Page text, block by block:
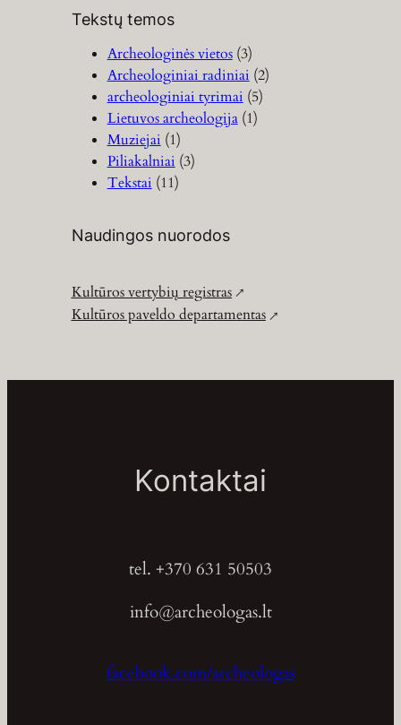
Tekstų temos
Archeologinės vietos(3)
Archeologiniai radiniai (2)
archeologiniai tyrimai (5)
Lietuvos archeologija(1)
Muziejai (1)
Piliakalniai (3)
Tekstai (11)
Naudingos nuorodos
Kultūros vertybių registras
Kultūros paveldo departamentas
Kontaktai
tel. +370 631 50503
info@archeologas.lt
facebook.com/archeologas